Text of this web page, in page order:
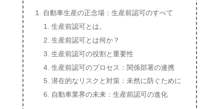
自動車生産の正念場：生産前認可のすべて
生産前認可とは。
生産前認可とは何か？
生産前認可の役割と重要性
生産前認可のプロセス：関係部署の連携
潜在的なリスクと対策：未然に防ぐために
自動車業界の未来：生産前認可の進化